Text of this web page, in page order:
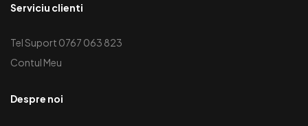
Serviciu clienti
Tel Suport 0767 063 823
Contul Meu
Despre noi